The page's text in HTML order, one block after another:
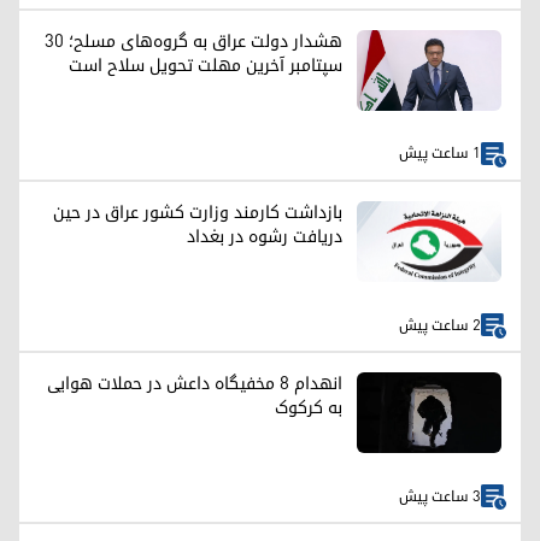
هشدار دولت عراق به گروه‌های مسلح؛ ۳۰
سپتامبر آخرین مهلت تحویل سلاح است
1 ساعت پیش
بازداشت کارمند وزارت کشور عراق در حین
دریافت رشوه در بغداد
2 ساعت پیش
انهدام ۸ مخفیگاه داعش در حملات هوایی
به کرکوک
3 ساعت پیش